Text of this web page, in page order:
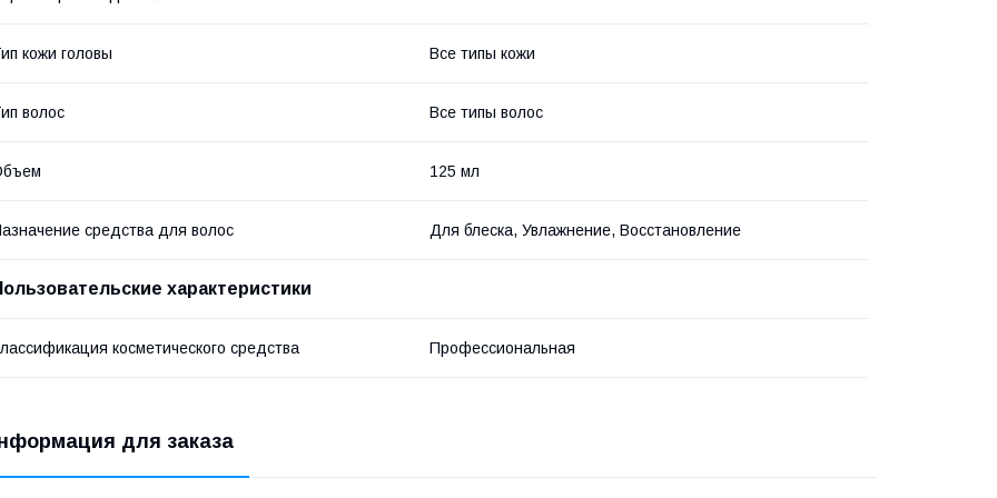
кожи головы Все типы кожи
волос Все типы волос
125 мл
средства для волос Для блеска, Увлажнение, Восстановление
характеристики
косметического средства Профессиональная
для заказа